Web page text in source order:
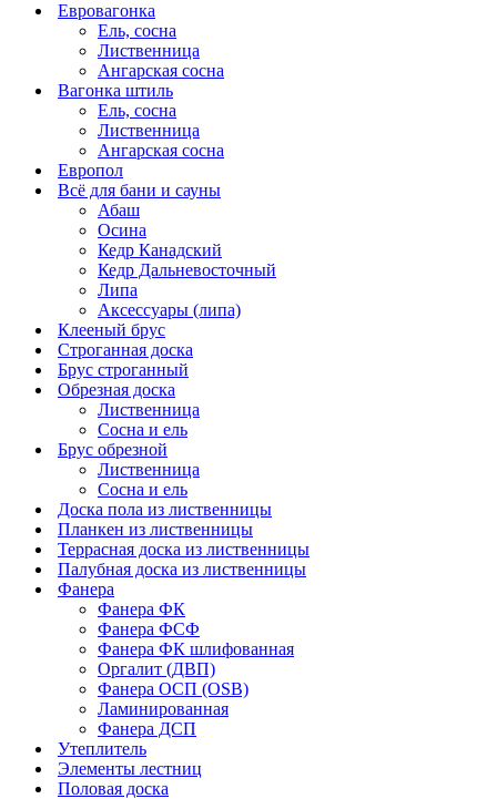
Евровагонка
Ель, сосна
Лиственница
Ангарская сосна
Вагонка штиль
Ель, сосна
Лиственница
Ангарская сосна
Европол
Всё для бани и сауны
Абаш
Осина
Кедр Канадский
Кедр Дальневосточный
Липа
Аксессуары (липа)
Клееный брус
Строганная доска
Брус строганный
Обрезная доска
Лиственница
Сосна и ель
Брус обрезной
Лиственница
Сосна и ель
Доска пола из лиственницы
Планкен из лиственницы
Террасная доска из лиственницы
Палубная доска из лиственницы
Фанера
Фанера ФК
Фанера ФСФ
Фанера ФК шлифованная
Оргалит (ДВП)
Фанера ОСП (OSB)
Ламинированная
Фанера ДСП
Утеплитель
Элементы лестниц
Половая доска